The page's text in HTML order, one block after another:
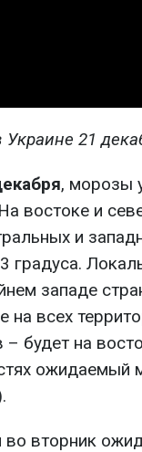
Украине 21
, морозы
востоке и
и
градуса.
западе
на всех
будет на
ожидаемый
вторник